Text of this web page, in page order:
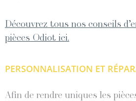
Découvrez tous nos conseils
pièces Odiot ici.
PERSONNALISATION ET
Afin de rendre uniques les